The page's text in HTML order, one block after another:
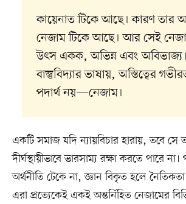
কায়েনাত টিকে আছে। কারণ তার
নেজাম টিকে আছে। আর সেই
উৎস একক, অভিন্ন এবং
বাস্তুবিদ্যার ভাষায়, অস্তিত্বের
পদার্থ নয়—নেজাম।
একটি সমাজ যদি ন্যায়বিচার হারায়, তবে সে
দীর্ঘস্থায়ীভাবে ভারসাম্য রক্ষা করতে পারে
অর্থনীতি টেকে না, জ্ঞান বিকৃত হলে
এরা প্রত্যেকেই একই অন্তর্নিহিত নেজামের